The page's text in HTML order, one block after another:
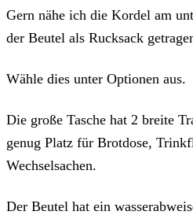
Gern nähe ich die Kordel am
der Beutel als Rucksack
Wähle dies unter Optionen aus.
Die große Tasche hat 2 breite
genug Platz für Brotdose,
Wechselsachen.
Der Beutel hat ein